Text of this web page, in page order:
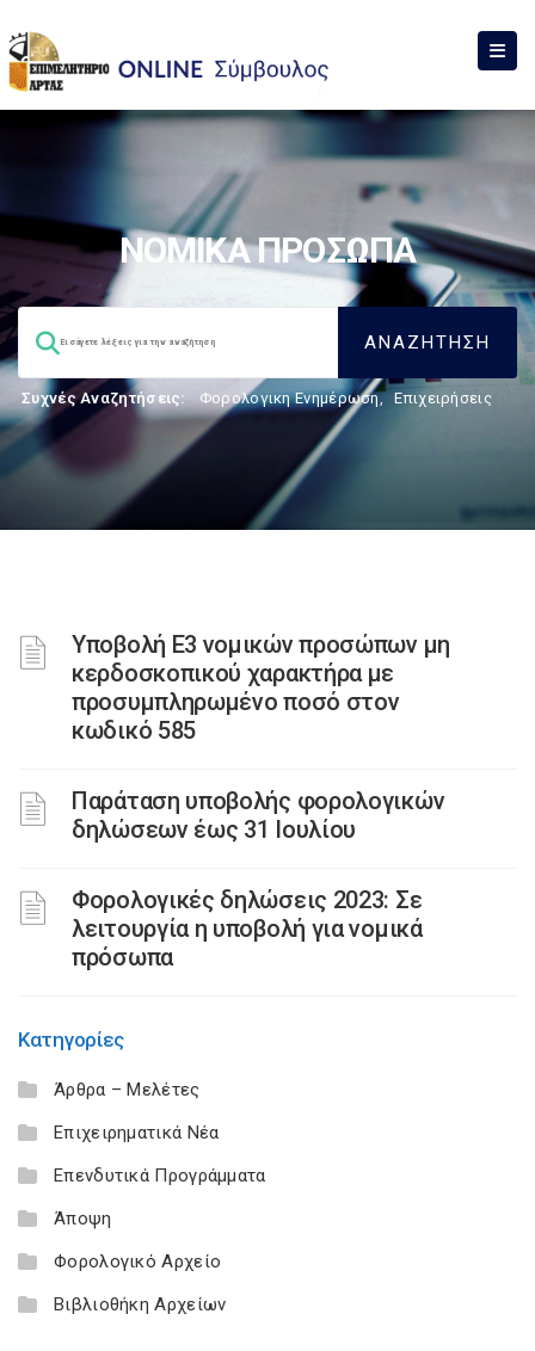
ΝΟΜΙΚΑ ΠΡΟΣΩΠΑ
Συχνές Αναζητήσεις: Φορολογικη Ενημέρωση, Επιχειρήσεις
Υποβολή Ε3 νομικών προσώπων μη
κερδοσκοπικού χαρακτήρα με
προσυμπληρωμένο ποσό στον
κωδικό 585
Παράταση υποβολής φορολογικών
δηλώσεων έως 31 Ιουλίου
Φορολογικές δηλώσεις 2023: Σε
λειτουργία η υποβολή για νομικά
πρόσωπα
Κατηγορίες
Άρθρα – Μελέτες
Επιχειρηματικά Νέα
Επενδυτικά Προγράμματα
Άποψη
Φορολογικό Αρχείο
Βιβλιοθήκη Αρχείων